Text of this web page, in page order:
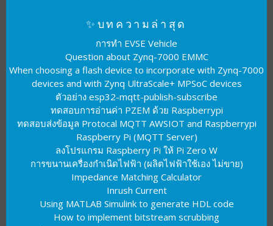
✨บทความล่าสุด
การทำ EVSE Vehicle
Question about Zynq-7000 EMMC
When choosing a flash device to incorporate with Zynq-7000
devices and with Zynq UltraScale+ MPSoC devices
ตัวอย่าง esp32-mqtt-publish-subscribe
ทดสอบการอ่านค่า PZEM ด้วย Raspberrypi
ทดสอบส่งข้อมูล Protocal MQTT AWSIOT and Raspberrypi
Raspberry Pi (MQTT Server)
ลงโปรแกรม Raspberry Pi ให้ Pi Zero W
การขนานเครื่องกำเนิดไฟฟ้า (ผลิตไฟฟ้าใช้เอง ไม่ขาย)
Impedance Matching Calculator
Inrush Current
Using MATLAB Simulink to generate HDL code
How to implement bitstream scrubbing